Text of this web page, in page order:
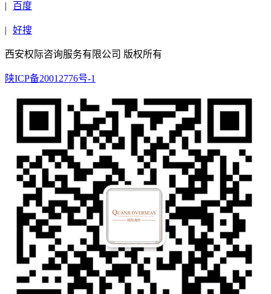
| 百度
| 好搜
西安权际咨询服务有限公司 版权所有
陕ICP备20012776号-1